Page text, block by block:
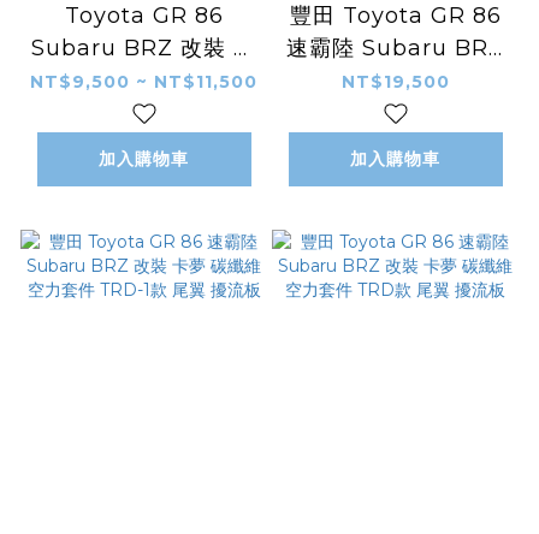
Toyota GR 86
Subaru BRZ 改裝 玻
璃纖維 空套 包圍 前下
巴 前導流 後下巴 後導
流 側裙
NT$9,500 ~ NT$11,500
加入購物車
豐田 Toyota GR 86
速霸陸 Subaru BRZ
改裝 卡夢 碳纖維 空力
套件 改款 後車箱蓋 尾
蓋
NT$19,500
加入購物車